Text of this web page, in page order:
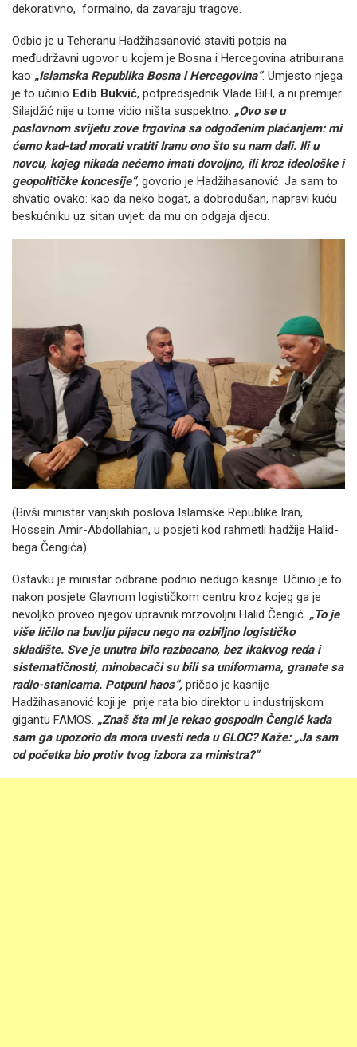
dekorativno, formalno, da zavaraju tragove.
Odbio je u Teheranu Hadžihasanović staviti potpis na
međudržavni ugovor u kojem je Bosna i Hercegovina atribuirana
kao „Islamska Republika Bosna i Hercegovina“. Umjesto njega
je to učinio Edib Bukvić, potpredsjednik Vlade BiH, a ni premijer
Silajdžić nije u tome vidio ništa suspektno. „Ovo se u
poslovnom svijetu zove trgovina sa odgođenim plaćanjem: mi
ćemo kad-tad morati vratiti Iranu ono što su nam dali. Ili u
novcu, kojeg nikada nećemo imati dovoljno, ili kroz ideološke i
geopolitičke koncesije“, govorio je Hadžihasanović. Ja sam to
shvatio ovako: kao da neko bogat, a dobrodušan, napravi kuću
beskućniku uz sitan uvjet: da mu on odgaja djecu.
(Bivši ministar vanjskih poslova Islamske Republike Iran,
Hossein Amir-Abdollahian, u posjeti kod rahmetli hadžije Halid-
bega Čengića)
Ostavku je ministar odbrane podnio nedugo kasnije. Učinio je to
nakon posjete Glavnom logističkom centru kroz kojeg ga je
nevoljko proveo njegov upravnik mrzovoljni Halid Čengić. „To je
više ličilo na buvlju pijacu nego na ozbiljno logističko
skladište. Sve je unutra bilo razbacano, bez ikakvog reda i
sistematičnosti, minobacači su bili sa uniformama, granate sa
radio-stanicama. Potpuni haos“, pričao je kasnije
Hadžihasanović koji je prije rata bio direktor u industrijskom
gigantu FAMOS. „Znaš šta mi je rekao gospodin Čengić kada
sam ga upozorio da mora uvesti reda u GLOC? Kaže: „Ja sam
od početka bio protiv tvog izbora za ministra?“